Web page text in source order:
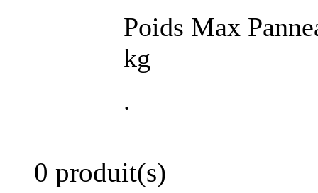
Poids Max
kg
.
0 produit(s)